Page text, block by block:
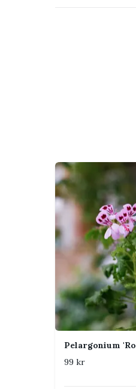
Solig
Dig som
Pelargonium
behov.
ofta nätta blommor.
Skötsel
Ljus
Vattning
Pelargonium
99 kr